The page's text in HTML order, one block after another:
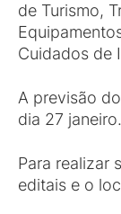
de Turismo,
Cuidados de
A previsão
dia 27 janeiro.
Para realizar
editais e o